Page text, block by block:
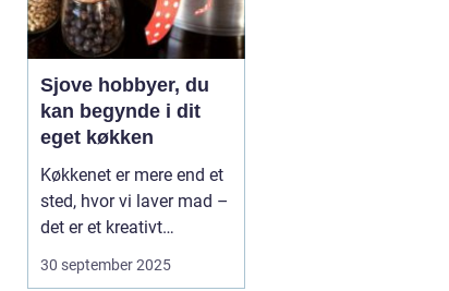
Sjove hobbyer, du
kan begynde i dit
eget køkken
Køkkenet er mere end et
sted, hvor vi laver mad –
det er et kreativt
værksted, hvor nye
hobbyer kan tage form.
30 september 2025